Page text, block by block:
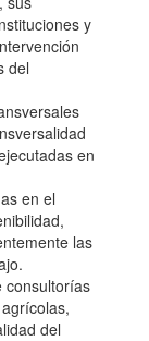
y
del
en
en el
las
consultorías
del